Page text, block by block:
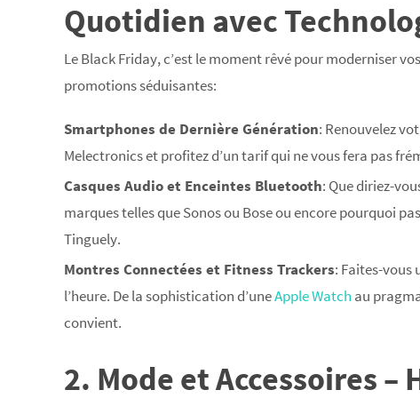
Quotidien avec
Le Black Friday, c’est le moment rêvé pour moderniser
promotions séduisantes:
Smartphones de Dernière Génération: Renouvelez
Melectronics et profitez d’un tarif qui ne vous fera pas
Casques Audio et Enceintes Bluetooth: Que diriez-
marques telles que Sonos ou Bose ou encore pourquoi
Tinguely.
Montres Connectées et Fitness Trackers: Faites-vous
l’heure. De la sophistication d’uneApple Watch au
convient.
2. Mode et Accessoires